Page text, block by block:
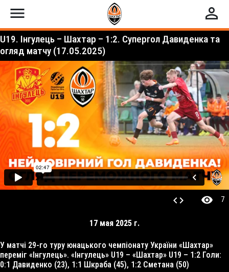
menu perm_identity
U19. Інгулець – Шахтар – 1:2. Супергол Давиденка та
огляд матчу (17.05.2025)
code visibility 7
17 мая 2025 г.
У матчі 29-го туру юнацького чемпіонату України «Шахтар»
переміг «Інгулець». «Інгулець» U19 – «Шахтар» U19 – 1:2 Голи:
0:1 Давиденко (23), 1:1 Шкраба (45), 1:2 Сметана (50)